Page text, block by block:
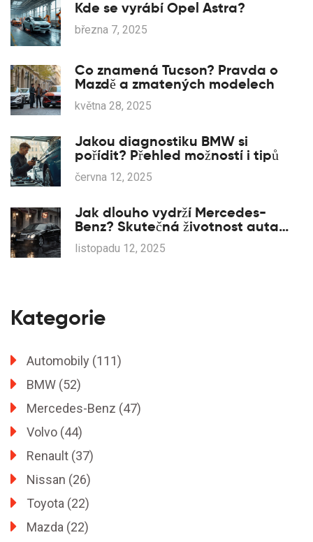
Kde se vyrábí Opel Astra?
března 7, 2025
Co znamená Tucson? Pravda o
Mazdě a zmatených modelech
května 28, 2025
Jakou diagnostiku BMW si
pořídit? Přehled možností i tipů
června 12, 2025
Jak dlouho vydrží Mercedes-
Benz? Skutečná životnost auta
podle reálných dat
listopadu 12, 2025
Kategorie
Automobily (111)
BMW (52)
Mercedes-Benz (47)
Volvo (44)
Renault (37)
Nissan (26)
Toyota (22)
Mazda (22)